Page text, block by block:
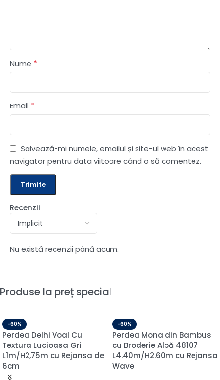
Recenzii
Nu există recenzii până acum.
Nume *
Email *
Salvează-mi numele, emailul și site-ul web în acest
navigator pentru data viitoare când o să comentez.
Produse la preț special
-60%
Perdea Delhi Voal Cu
Textura Lucioasa Gri
L1m/H2,75m cu Rejansa de
6cm
-60%
Perdea Mona din Bambus
cu Broderie Albă 48107
L4.40m/H2.60m cu Rejansa
Wave